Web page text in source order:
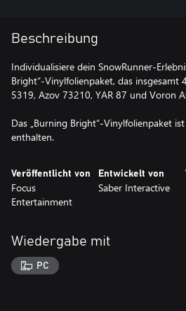
Beschreibung
Individualisiere dein SnowRunner-
Bright“-Vinylfolienpaket, das insgesamt
5319, Azov 73210, YAR 87 und Voron
Das „Burning Bright“-Vinylfolienpaket
enthalten.
Veröffentlicht von
Focus
Entertainment
Entwickelt von
Saber Interactive
Wiedergabe mit
PC